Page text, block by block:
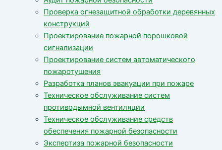
Проверка огнезащитной обработки деревянных
конструкций
Проектирование пожарной порошковой
сигнализации
Проектирование систем автоматического
пожаротушения
Разработка планов эвакуации при пожаре
Техническое обслуживание систем
противодымной вентиляции
Техническое обслуживание средств
обеспечения пожарной безопасности
Экспертиза пожарной безопасности